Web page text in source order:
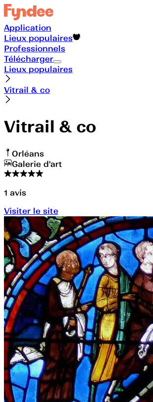
Application
Lieux populaires
Professionnels
Télécharger
Lieux populaires
Vitrail & co
Vitrail & co
Orléans
Galerie d'art
1 avis
Visiter le site